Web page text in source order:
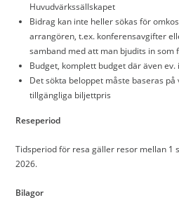
Huvudvärkssällskapet
Bidrag kan inte heller sökas för
arrangören, t.ex. konferensavgifter
samband med att man bjudits in som
Budget, komplett budget där även
Det sökta beloppet måste baseras
tillgängliga biljettpris
Reseperiod
Tidsperiod för resa gäller resor mellan 1
2026.
Bilagor